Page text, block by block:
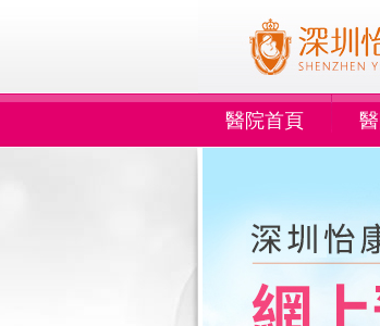
醫院首頁